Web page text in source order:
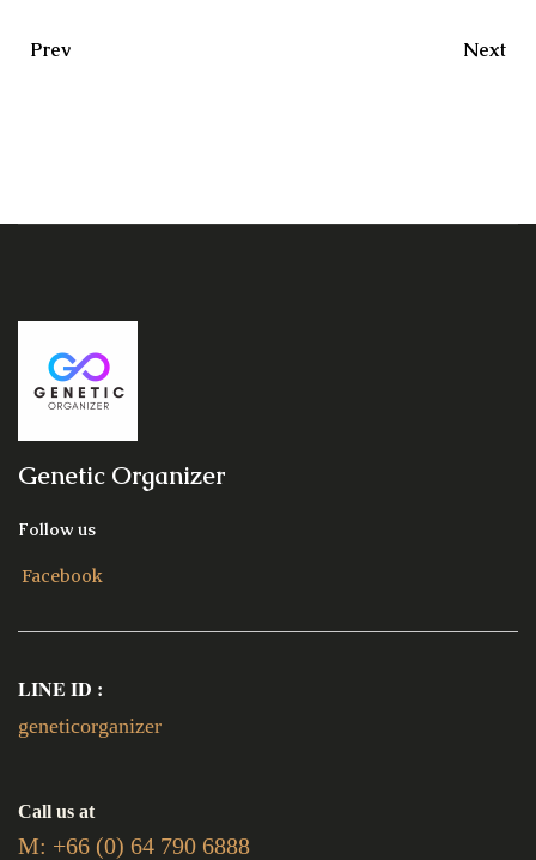
Previous Article: งานทำบูธและออกแบบกราฟฟิค Biopharm
Prev Next
Next
Genetic Organizer
Follow us
Facebook
LINE ID :
geneticorganizer
Call us at
M: +66 (0) 64 790 6888